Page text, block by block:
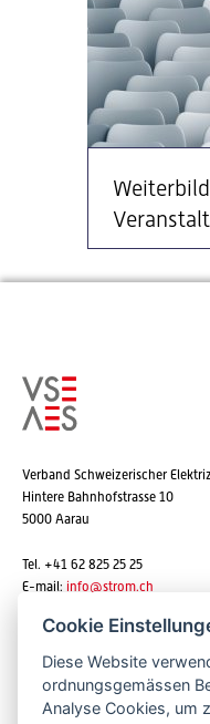
Verband Schweizerischer
Hintere Bahnhofstrasse 10
5000 Aarau
Tel. +41 62 825 25 25
E-mail: info@strom.ch
Cookie
Diese Website
ordnungsgemässen
Analyse Cookies, um